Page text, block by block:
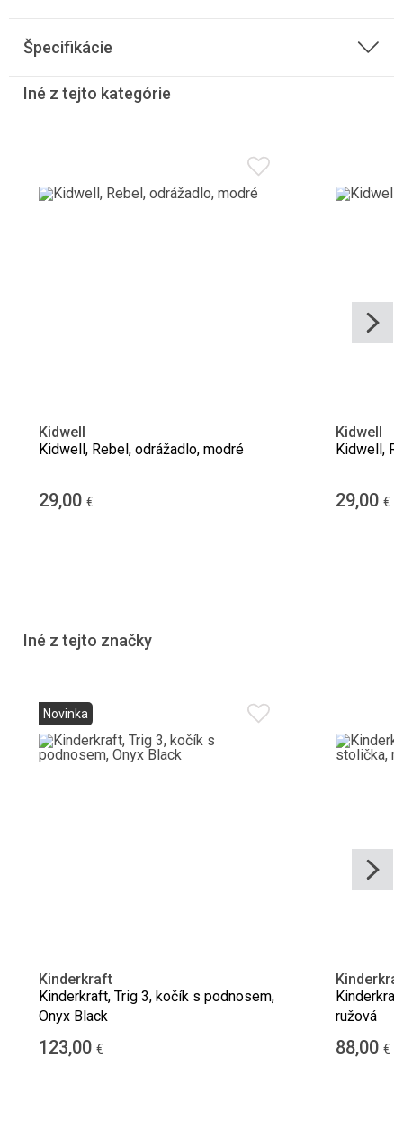
Špecifikácie
Iné z tejto kategórie
Kidwell
Kidwell, Rebel, odrážadlo, modré
29,00 €
Kidwell
Kidwell,
29,00 €
Iné z tejto značky
Novinka
Kinderkraft
Kinderkraft, Trig 3, kočík s podnosem,
Onyx Black
123,00 €
ružová
88,00 €